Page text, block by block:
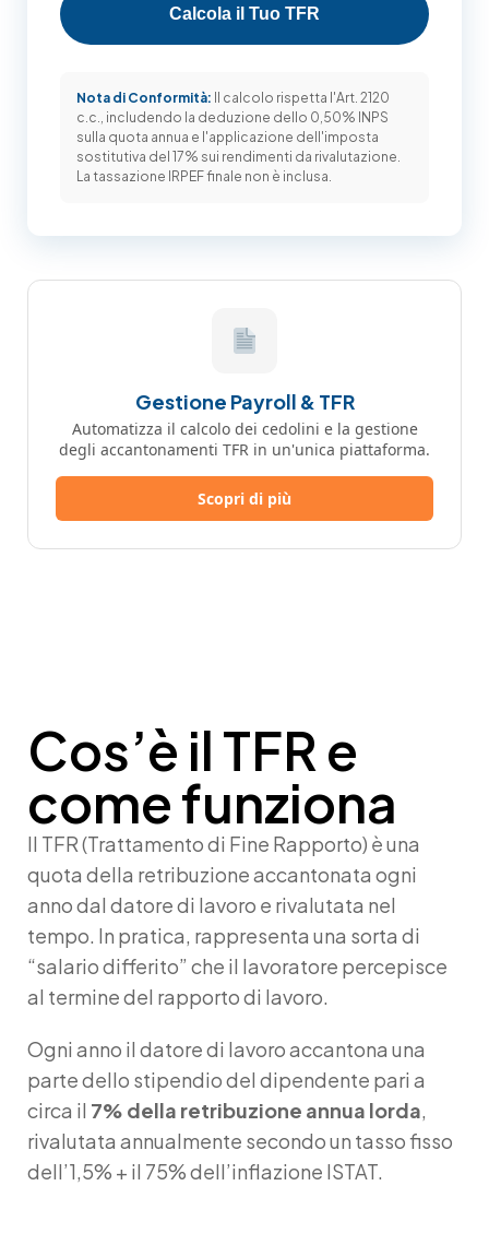
Calcola il Tuo TFR
Nota di Conformità: Il calcolo rispetta l'Art. 2120
c.c., includendo la deduzione dello 0,50% INPS
sulla quota annua e l'applicazione dell'imposta
sostitutiva del 17% sui rendimenti da rivalutazione.
La tassazione IRPEF finale non è inclusa.
Gestione Payroll & TFR
Automatizza il calcolo dei cedolini e la gestione
degli accantonamenti TFR in un'unica piattaforma.
Scopri di più
Cos’è il TFR e
come funziona
Il TFR (Trattamento di Fine Rapporto) è una
quota della retribuzione accantonata ogni
anno dal datore di lavoro e rivalutata nel
tempo. In pratica, rappresenta una sorta di
“salario differito” che il lavoratore percepisce
al termine del rapporto di lavoro.
Ogni anno il datore di lavoro accantona una
parte dello stipendio del dipendente pari a
circa il 7% della retribuzione annua lorda,
rivalutata annualmente secondo un tasso fisso
dell’1,5% + il 75% dell’inflazione ISTAT.